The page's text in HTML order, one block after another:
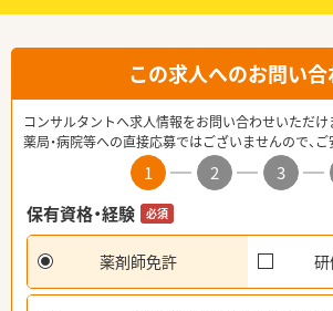
この求人へのお問い合
コンサルタントへ求人情報をお問い合わせいただけ
薬局・病院等への直接応募ではございませんので、ご
1 2 3
保有資格・経験
必須
薬剤師免許